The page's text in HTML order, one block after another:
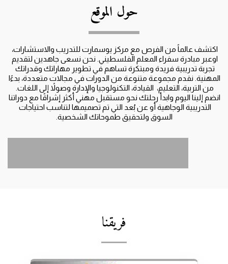
حول الموقع
السوق ولتحقيق طموحاتك الشخصية.
فريقنا